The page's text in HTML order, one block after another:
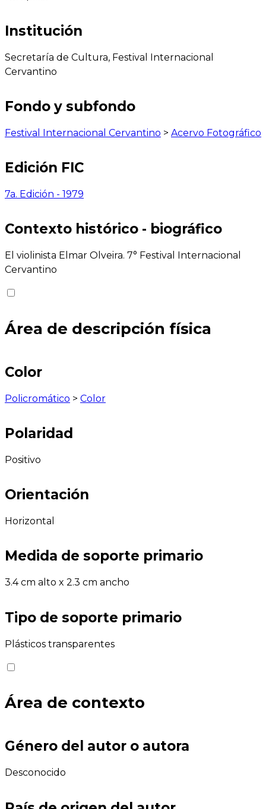
Institución
Secretaría de Cultura, Festival Internacional
Cervantino
Fondo y subfondo
Festival Internacional Cervantino > Acervo Fotográfico
Edición FIC
7a. Edición - 1979
Contexto histórico - biográfico
El violinista Elmar Olveira. 7° Festival Internacional
Cervantino
Área de descripción física
Color
Policromático > Color
Polaridad
Positivo
Orientación
Horizontal
Medida de soporte primario
3.4 cm alto x 2.3 cm ancho
Tipo de soporte primario
Plásticos transparentes
Área de contexto
Género del autor o autora
Desconocido